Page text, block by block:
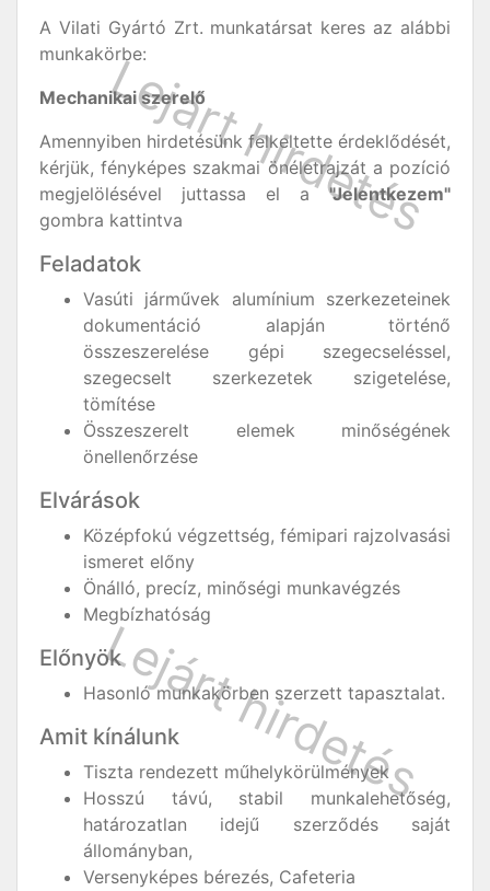
A Vilati Gyártó Zrt. munkatársat keres az alábbi
munkakörbe:
Mechanikai szerelő
Amennyiben hirdetésünk felkeltette érdeklődését,
kérjük, fényképes szakmai önéletrajzát a pozíció
megjelölésével juttassa el a"Jelentkezem"
gombra kattintva
Feladatok
Vasúti járművek alumínium szerkezeteinek
dokumentáció alapján történő
összeszerelése gépi szegecseléssel,
szegecselt szerkezetek szigetelése,
tömítése
Összeszerelt elemek minőségének
önellenőrzése
Elvárások
Középfokú végzettség, fémipari rajzolvasási
ismeret előny
Önálló, precíz, minőségi munkavégzés
Megbízhatóság
Előnyök
Hasonló munkakörben szerzett tapasztalat.
Amit kínálunk
Tiszta rendezett műhelykörülmények
Hosszú távú, stabil munkalehetőség,
határozatlan idejű szerződés saját
állományban,
Versenyképes bérezés, Cafeteria